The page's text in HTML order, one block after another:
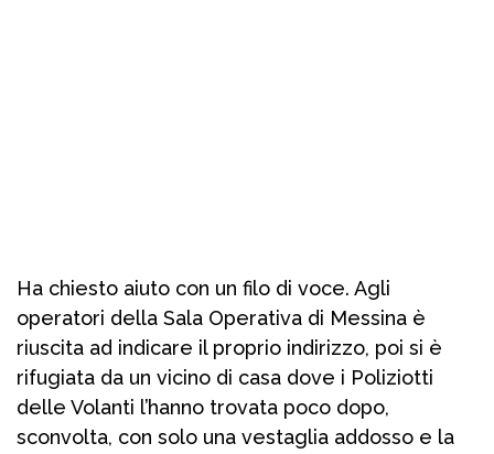
Ha chiesto aiuto con un filo di voce. Agli
operatori della Sala Operativa di Messina è
riuscita ad indicare il proprio indirizzo, poi si è
rifugiata da un vicino di casa dove i Poliziotti
delle Volanti l’hanno trovata poco dopo,
sconvolta, con solo una vestaglia addosso e la